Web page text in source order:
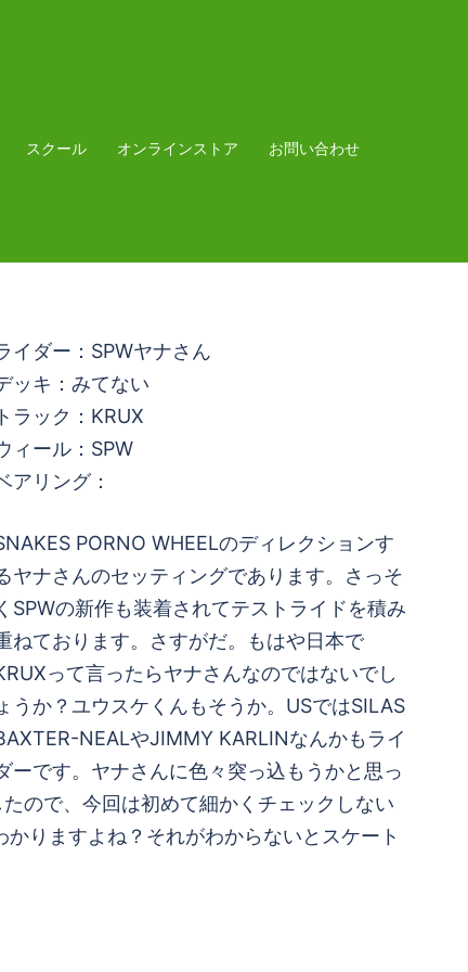
スクール オンラインストア お問い合わせ
イダー：SPWヤナさん
ッキ：みてない
トラック：KRUX
ィール：SPW
アリング：
PORNO WHEELのディレクションす
ヤナさんのセッティングであります。さっそ
SPWの新作も装着されてテストライドを積み
ねております。さすがだ。もはや日本で
って言ったらヤナさんなのではないでし
うか？ユウスケくんもそうか。USではSILAS
NEALやJIMMY KARLINなんかもライ
ーです。ヤナさんに色々突っ込もうかと思っ
ので、今回は初めて細かくチェックしない
りますよね？それがわからないとスケート